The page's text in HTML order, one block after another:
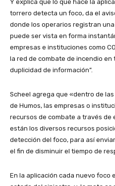
Y explica que lo que hace la
torrero detecta un foco, da el
donde los operarios registran
puede ser vista en forma
empresas e instituciones como
la red de combate de incendio en
duplicidad de información”.
Scheel agrega que «dentro de
de Humos, las empresas o
recursos de combate a través de
están los diversos recursos
detección del foco, para así
el fin de disminuir el tiempo de
En la aplicación cada nuevo foco